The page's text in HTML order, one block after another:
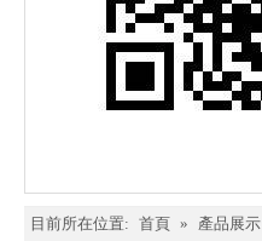
目前所在位置: 首頁 » 產品展示